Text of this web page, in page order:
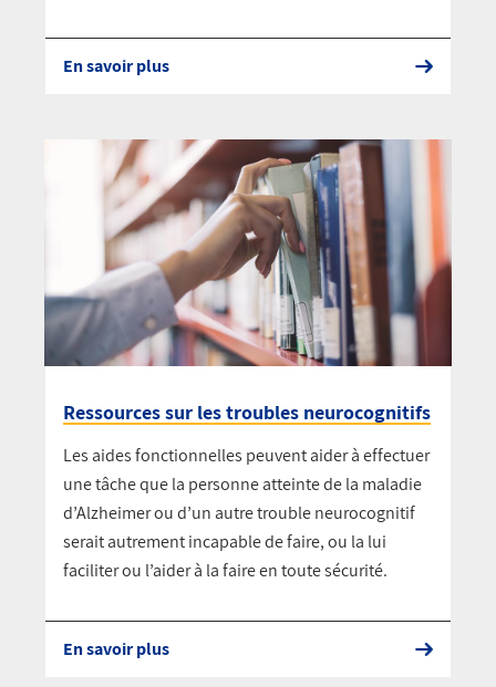
En savoir plus
Ressources sur les troubles neurocognitifs
Les aides fonctionnelles peuvent aider à effectuer
une tâche que la personne atteinte de la maladie
d’Alzheimer ou d’un autre trouble neurocognitif
serait autrement incapable de faire, ou la lui
faciliter ou l’aider à la faire en toute sécurité.
En savoir plus